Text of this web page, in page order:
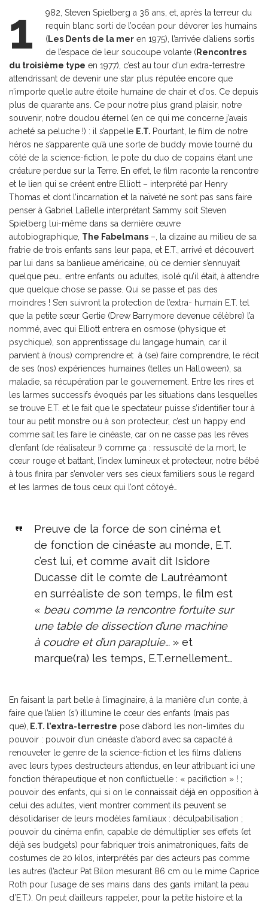
1
982, Steven Spielberg a 36 ans, et, après la terreur du
requin blanc sorti de l’océan pour dévorer les humains
(Les Dents de la mer en 1975), l’arrivée d’aliens sortis
de l’espace de leur soucoupe volante (Rencontres
du troisième type en 1977), c’est au tour d’un extra-terrestre
attendrissant de devenir une star plus réputée encore que
n’importe quelle autre étoile humaine de chair et d’os. Ce depuis
plus de quarante ans. Ce pour notre plus grand plaisir, notre
souvenir, notre doudou éternel (en ce qui me concerne j’avais
acheté sa peluche !) : il s’appelle E.T. Pourtant, le film de notre
héros ne s’apparente qu’à une sorte de buddy movie tourné du
côté de la science-fiction, le pote du duo de copains étant une
créature perdue sur la Terre. En effet, le film raconte la rencontre
et le lien qui se créent entre Elliott – interprété par Henry
Thomas et dont l’incarnation et la naïveté ne sont pas sans faire
penser à Gabriel LaBelle interprétant Sammy soit Steven
Spielberg lui-même dans sa dernière œuvre
autobiographique, The Fabelmans –, la dizaine au milieu de sa
fratrie de trois enfants sans leur papa, et E.T., arrivé et découvert
par lui dans sa banlieue américaine, où ce dernier s’ennuyait
quelque peu… entre enfants ou adultes, isolé qu’il était, à attendre
que quelque chose se passe. Qui se passe et pas des
moindres ! S’en suivront la protection de l’extra- humain E.T. tel
que la petite sœur Gertie (Drew Barrymore devenue célèbre) l’a
nommé, avec qui Elliott entrera en osmose (physique et
psychique), son apprentissage du langage humain, car il
parvient à (nous) comprendre et à (se) faire comprendre, le récit
de ses (nos) expériences humaines (telles un Halloween), sa
maladie, sa récupération par le gouvernement. Entre les rires et
les larmes successifs évoqués par les situations dans lesquelles
se trouve E.T. et le fait que le spectateur puisse s’identifier tour à
tour au petit monstre ou à son protecteur, c’est un happy end
comme sait les faire le cinéaste, car on ne casse pas les rêves
d’enfant (de réalisateur !) comme ça : ressuscité de la mort, le
cœur rouge et battant, l’index lumineux et protecteur, notre bébé
à tous finira par s’envoler vers ses cieux familiers sous le regard
et les larmes de tous ceux qui l’ont côtoyé…
Preuve de la force de son cinéma et
de fonction de cinéaste au monde, E.T.
c’est lui, et comme avait dit Isidore
Ducasse dit le comte de Lautréamont
en surréaliste de son temps, le film est
« beau comme la rencontre fortuite sur
une table de dissection d’une machine
à coudre et d’un parapluie…» et
marque(ra) les temps, E.T.ernellement…
En faisant la part belle à l’imaginaire, à la manière d’un conte, à
faire que l’alien (s’) illumine le cœur des enfants (mais pas
que),
E.T. l’extra-terrestre pose d’abord les non-limites du
pouvoir : pouvoir d’un cinéaste d’abord avec sa capacité à
renouveler le genre de la science-fiction et les films d’aliens
avec leurs types destructeurs attendus, en leur attribuant ici une
fonction thérapeutique et non conflictuelle : « pacifiction » ! ;
pouvoir des enfants, qui si on le connaissait déjà en opposition à
celui des adultes, vient montrer comment ils peuvent se
désolidariser de leurs modèles familiaux : déculpabilisation ;
pouvoir du cinéma enfin, capable de démultiplier ses effets (et
déjà ses budgets) pour fabriquer trois animatroniques, faits de
costumes de 20 kilos, interprétés par des acteurs pas comme
les autres (l’acteur Pat Bilon mesurant 86 cm ou le mime Caprice
Roth pour l’usage de ses mains dans des gants imitant la peau
d’E.T.). On peut d’ailleurs rappeler, pour la petite histoire et la